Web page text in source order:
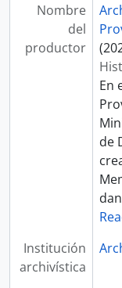
Nombre
del
productor
En
de
Institución
archivística